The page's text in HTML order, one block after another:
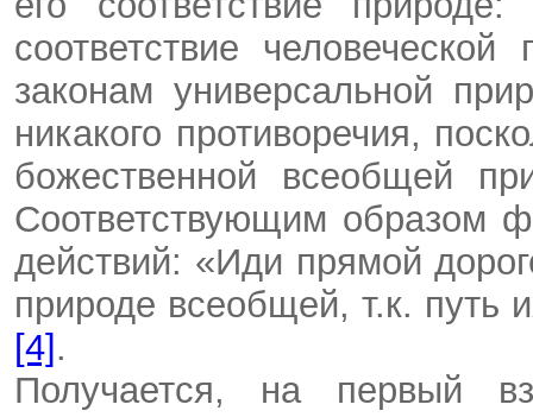
соответствие
законам универсальной
никакого противоречия,
божественной всеобщей
Соответствующим образом
действий: «Иди прямой
природе всеобщей, т.к. путь
[4] .
Получается, на первый